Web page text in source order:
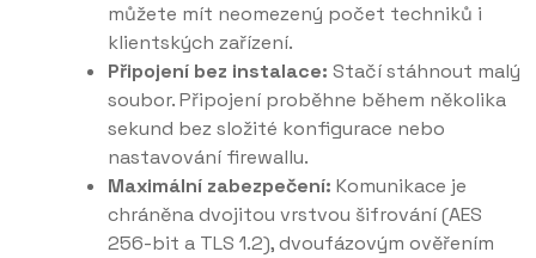
můžete mít neomezený počet techniků i
klientských zařízení.
Připojení bez instalace: Stačí stáhnout malý
soubor. Připojení proběhne během několika
sekund bez složité konfigurace nebo
nastavování firewallu.
Maximální zabezpečení: Komunikace je
chráněna dvojitou vrstvou šifrování (AES
256-bit a TLS 1.2), dvoufázovým ověřením